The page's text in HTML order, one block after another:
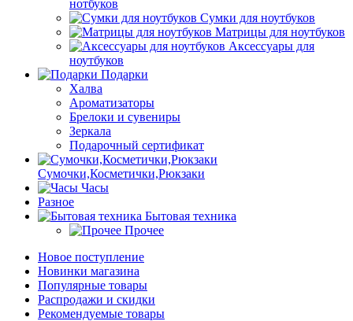
нотбуков
Сумки для ноутбуков
Матрицы для ноутбуков
Аксессуары для
ноутбуков
Подарки
Халва
Ароматизаторы
Брелоки и сувениры
Зеркала
Подарочный сертификат
Сумочки,Косметички,Рюкзаки
Часы
Разное
Бытовая техника
Прочее
Новое поступление
Новинки магазина
Популярные товары
Распродажи и скидки
Рекомендуемые товары